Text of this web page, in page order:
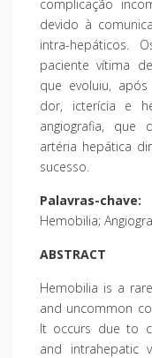
complicação
devido à
intra-hepáticos.
paciente vítima
que evoluiu,
dor, icterícia e
angiografia, que
artéria hepática
sucesso.
Palavras-chave:
Hemobilia;
ABSTRACT
Hemobilia is a
and uncommon
It occurs due to
and intrahepatic